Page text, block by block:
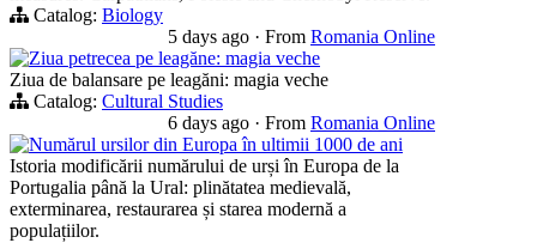
Catalog: Biology
5 days ago · From Romania Online
Ziua petrecea pe leagăne: magia veche
Ziua de balansare pe leagăni: magia veche
Catalog: Cultural Studies
6 days ago · From Romania Online
Numărul ursilor din Europa în ultimii 1000 de ani
Istoria modificării numărului de urși în Europa de la
Portugalia până la Ural: plinătatea medievală,
exterminarea, restaurarea și starea modernă a
populațiilor.